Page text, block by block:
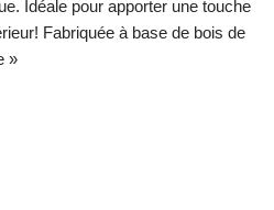
Idéale pour apporter une touche
Fabriquée à base de bois de
»